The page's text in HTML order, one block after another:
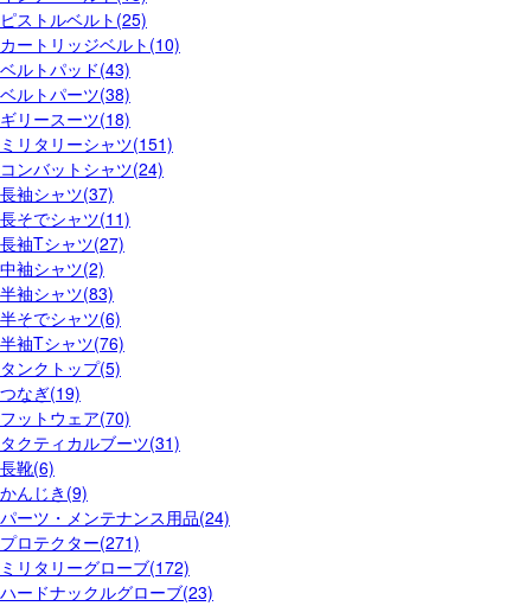
ピストルベルト(25)
カートリッジベルト(10)
ベルトパッド(43)
ベルトパーツ(38)
ギリースーツ(18)
ミリタリーシャツ(151)
コンバットシャツ(24)
長袖シャツ(37)
長そでシャツ(11)
長袖Tシャツ(27)
中袖シャツ(2)
半袖シャツ(83)
半そでシャツ(6)
半袖Tシャツ(76)
タンクトップ(5)
つなぎ(19)
フットウェア(70)
タクティカルブーツ(31)
長靴(6)
かんじき(9)
パーツ・メンテナンス用品(24)
プロテクター(271)
ミリタリーグローブ(172)
ハードナックルグローブ(23)